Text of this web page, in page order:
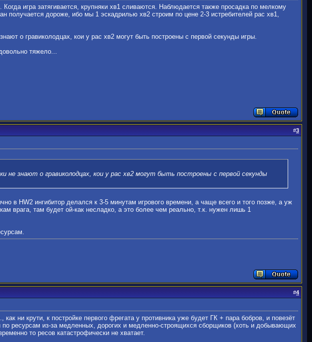
игра затягивается, крупняки хв1 сливаются. Наблюдается также просадка по мелкому
получается дороже, ибо мы 1 эскадрилью хв2 строим по цене 2-3 истребителей рас хв1,
о гравиколодцах, кои у рас хв2 могут быть построены с первой секунды игры.
тяжело...
#3
не знают о гравиколодцах, кои у рас хв2 могут быть построены с первой секунды
в HW2 ингибитор делался к 3-5 минутам игрового времени, а чаще всего и того позже, а уж
врага, там будет ой-как несладко, а это более чем реально, т.к. нужен лишь 1
#4
ни крути, к постройке первого фрегата у противника уже будет ГК + пара бобров, и повезёт
ресурсам из-за медленных, дорогих и медленно-строящихся сборщиков (хоть и добывающих
то ресов катастрофически не хватает.